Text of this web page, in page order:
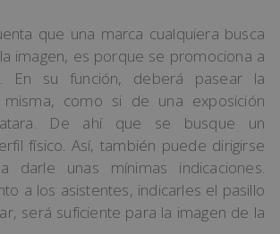
que una marca cualquiera busca
imagen, es porque se promociona a
En su función, deberá pasear la
como si de una exposición
De ahí que se busque un
físico. Así, también puede dirigirse
darle unas mínimas indicaciones.
a los asistentes, indicarles el pasillo
será suficiente para la imagen de la